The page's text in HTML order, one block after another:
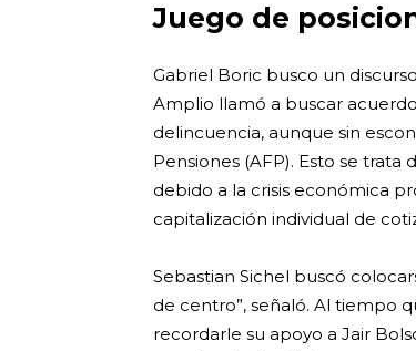
Juego de
Gabriel Boric busco un
Amplio llamó a buscar
delincuencia, aunque sin
Pensiones (AFP). Esto se
debido a la crisis económica
capitalización individual de
Sebastian Sichel buscó
de centro”, señaló. Al tiempo
recordarle su apoyo a Jair